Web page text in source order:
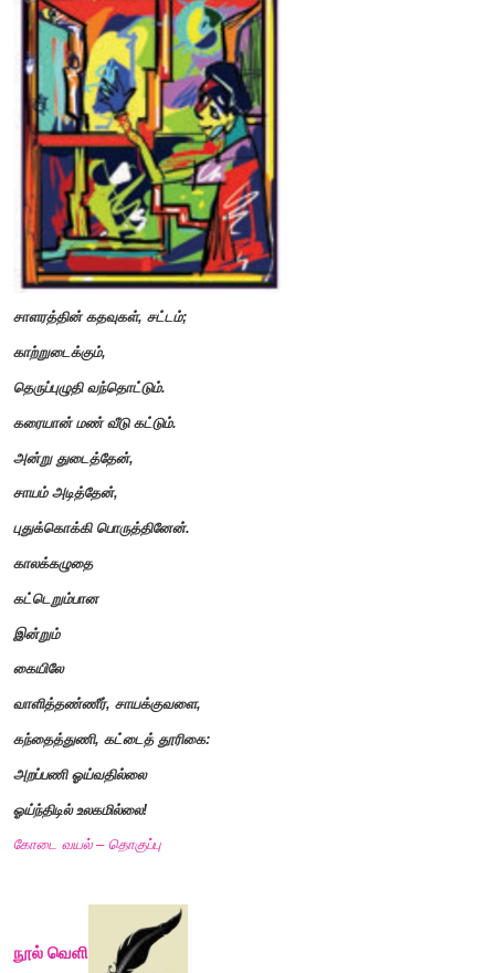
நுழையும்முன்
இயக்கமே உலகம் நிலைத்திருப்பதற்கான அடிப்படை.
உயர்வில்லை. கடல் அலைகளைப்போல் பணிகளும்
ஓய்ந்திடின் கடலுமில்லை. பணிகள் ஓய்ந்திடின்
பணிகளோ உலகிற்கான பணிகளோ அவை அறம் சார்ந்து வளர
சாளரத்தின் கதவுகள்
காற்றுடைக்கும்
கரையான் மண் வீடு கட்டும்.
அன்று துடைத்தேன்
சாயம் அடித்தேன்,
காலக்கழுதை